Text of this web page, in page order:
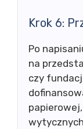
Krok 6:
Po
na
czy